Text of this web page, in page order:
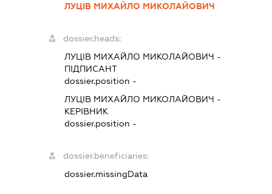
ЛУЦІВ МИХАЙЛО МИКОЛАЙОВИЧ
dossier.heads:
ЛУЦІВ МИХАЙЛО МИКОЛАЙОВИЧ -
ПІДПИСАНТ
dossier.position -
ЛУЦІВ МИХАЙЛО МИКОЛАЙОВИЧ -
КЕРІВНИК
dossier.position -
dossier.beneficiaries:
dossier.missingData